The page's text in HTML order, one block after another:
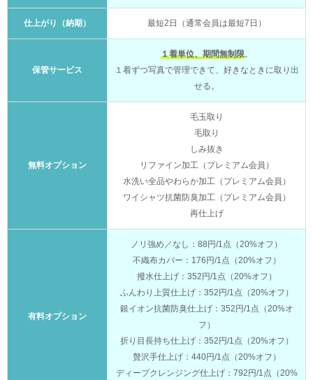
仕上がり（納期） 最短2日（通常会員は最短7日）
保管サービス
１着単位、期間無制限。
１着ずつ写真で管理できて、好きなときに取り出
せる。
無料オプション
毛玉取り
毛取り
しみ抜き
リファイン加工（プレミアム会員）
水洗い全品やわらか加工（プレミアム会員）
ワイシャツ抗菌防臭加工（プレミアム会員）
再仕上げ
有料オプション
ノリ強め／なし：88円/1点（20%オフ）
不織布カバー：176円/1点（20%オフ）
撥水仕上げ：352円/1点（20%オフ）
ふんわり上質仕上げ：352円/1点（20%オフ）
銀イオン抗菌防臭仕上げ：352円/1点（20%オ
フ）
折り目長持ち仕上げ：352円/1点（20%オフ）
贅沢手仕上げ：440円/1点（20%オフ）
ディープクレンジング仕上げ：792円/1点（20%